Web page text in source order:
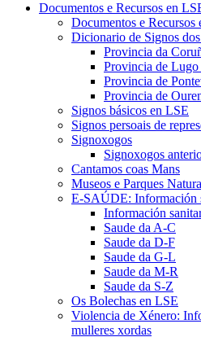
Documentos e Recursos en
Documentos e Recursos
Dicionario de Signos
Provincia da
Provincia de Lugo
Provincia de
Provincia de
Signos básicos en LSE
Signos persoais de
Signoxogos
Signoxogos
Cantamos coas Mans
Museos e Parques
E-SAÚDE: Información
Información
Saude da A-C
Saude da D-F
Saude da G-L
Saude da M-R
Saude da S-Z
Os Bolechas en LSE
Violencia de Xénero:
mulleres xordas